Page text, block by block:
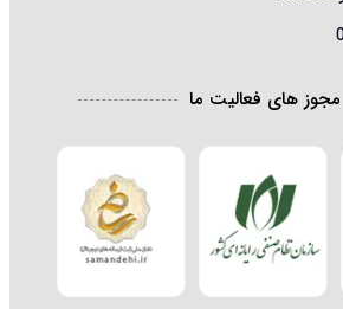
مجوز های فعالیت ما